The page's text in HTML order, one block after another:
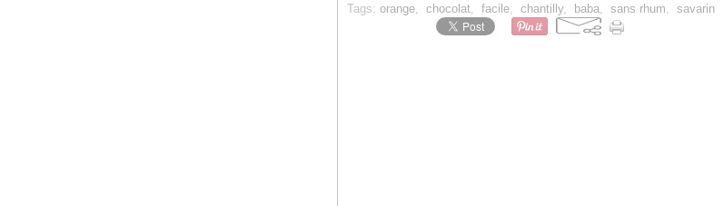
Tags: orange, chocolat, facile, chantilly, baba, sans rhum, savarin